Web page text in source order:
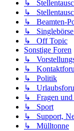
↳
↳
↳ Beamten-
↳ Singlebörse
↳ Off Topic
Sonstige Foren
↳
↳
↳ Politik
↳
↳ Fragen und
↳ Sport
↳ Support,
↳ Mülltonne